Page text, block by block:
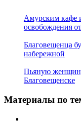
Амурским кафе
освобождения
Благовещенца
набережной
Пьяную женщину
Благовещенске
Материалы по